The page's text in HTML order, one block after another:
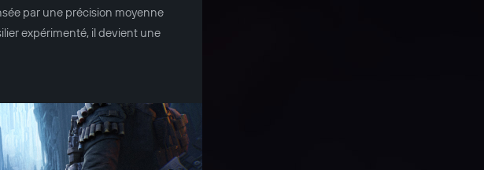
par une précision moyenne
expérimenté, il devient une